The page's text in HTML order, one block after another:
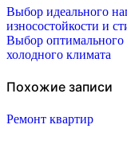
Навигация
по
записям
Выбор идеального
износостойкости и
Выбор оптимального
холодного климата
Похожие записи
Ремонт квартир